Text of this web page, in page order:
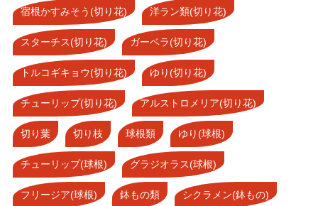
宿根かすみそう(切り花) 洋ラン類(切り花)
スターチス(切り花) ガーベラ(切り花)
トルコギキョウ(切り花) ゆり(切り花)
チューリップ(切り花) アルストロメリア(切り花)
切り葉 切り枝 球根類 ゆり(球根)
チューリップ(球根) グラジオラス(球根)
フリージア(球根) 鉢もの類 シクラメン(鉢もの)